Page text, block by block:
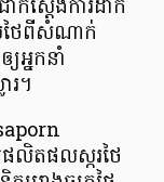
ក់ស្តែងការដាក់
ថៃពីសំណាក់
អ្នកនាំ
រ។
លិតផលស្ករថៃ